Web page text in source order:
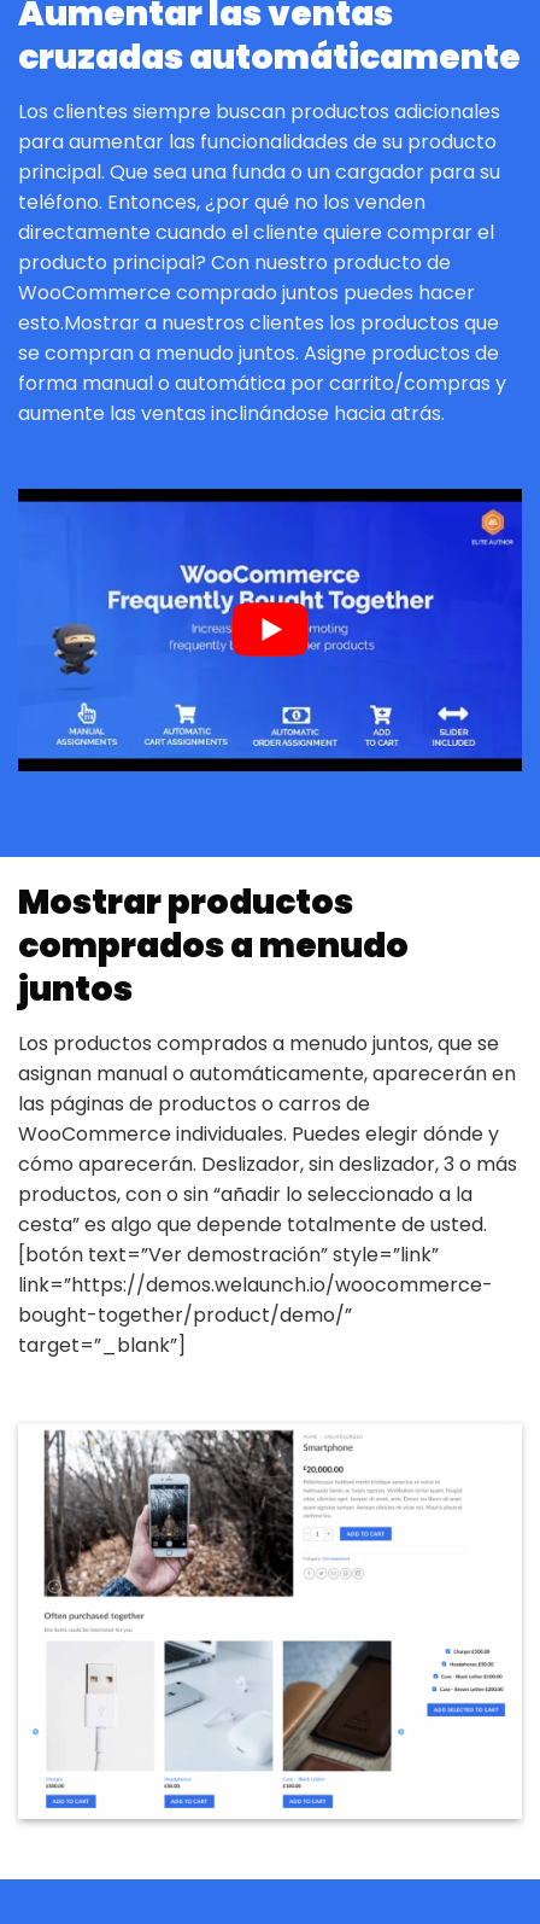
Aumentar las ventas
cruzadas automáticamente
Los clientes siempre buscan productos adicionales
para aumentar las funcionalidades de su producto
principal. Que sea una funda o un cargador para su
teléfono. Entonces, ¿por qué no los venden
directamente cuando el cliente quiere comprar el
producto principal? Con nuestro producto de
WooCommerce comprado juntos puedes hacer
esto.Mostrar a nuestros clientes los productos que
se compran a menudo juntos. Asigne productos de
forma manual o automática por carrito/compras y
aumente las ventas inclinándose hacia atrás.
Mostrar productos
comprados a menudo
juntos
Los productos comprados a menudo juntos, que se
asignan manual o automáticamente, aparecerán en
las páginas de productos o carros de
WooCommerce individuales. Puedes elegir dónde y
cómo aparecerán. Deslizador, sin deslizador, 3 o más
productos, con o sin “añadir lo seleccionado a la
cesta” es algo que depende totalmente de usted.
[botón text=”Ver demostración” style=”link”
link=”https://demos.welaunch.io/woocommerce-
bought-together/product/demo/”
target=”_blank”]